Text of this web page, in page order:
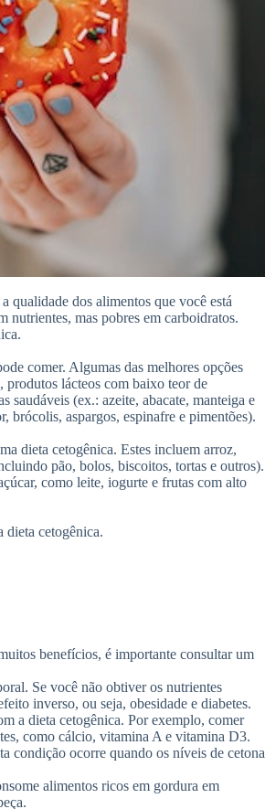
qualidade dos alimentos que você está
nutrientes, mas pobres em carboidratos.
comer. Algumas das melhores opções
produtos lácteos com baixo teor de
saudáveis (ex.: azeite, abacate, manteiga e
brócolis, aspargos, espinafre e pimentões).
dieta cetogênica. Estes incluem arroz,
pão, bolos, biscoitos, tortas e outros).
como leite, iogurte e frutas com alto
dieta cetogênica.
benefícios, é importante consultar um
Se você não obtiver os nutrientes
inverso, ou seja, obesidade e diabetes.
a dieta cetogênica. Por exemplo, comer
como cálcio, vitamina A e vitamina D3.
condição ocorre quando os níveis de cetona
alimentos ricos em gordura em